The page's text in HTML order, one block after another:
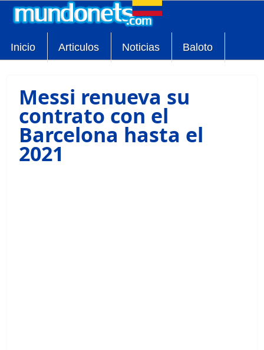
Inicio Articulos Noticias Baloto
Messi renueva su
contrato con el
Barcelona hasta el
2021